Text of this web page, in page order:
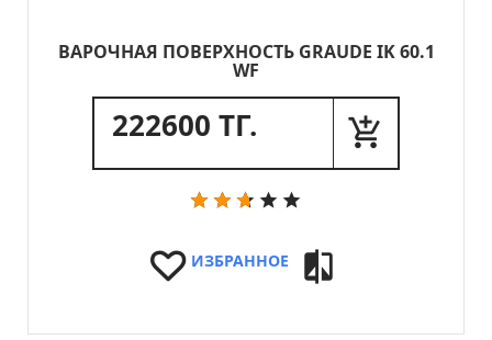
ВАРОЧНАЯ ПОВЕРХНОСТЬ GRAUDE IK 60.1
WF
222600 ТГ.
ИЗБРАННОЕ